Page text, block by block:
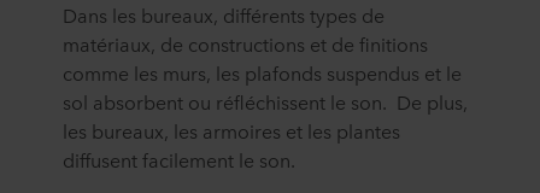
Dans les bureaux, différents types de
matériaux, de constructions et de finitions
comme les murs, les plafonds suspendus et le
sol absorbent ou réfléchissent le son. De plus,
les bureaux, les armoires et les plantes
diffusent facilement le son.